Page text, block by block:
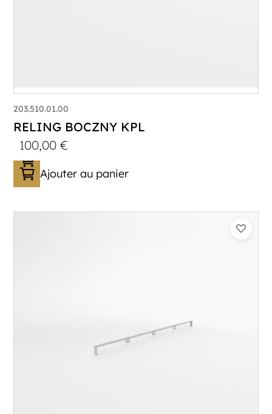
203.510.01.00
RELING BOCZNY KPL
100,00€
Ajouter au panier